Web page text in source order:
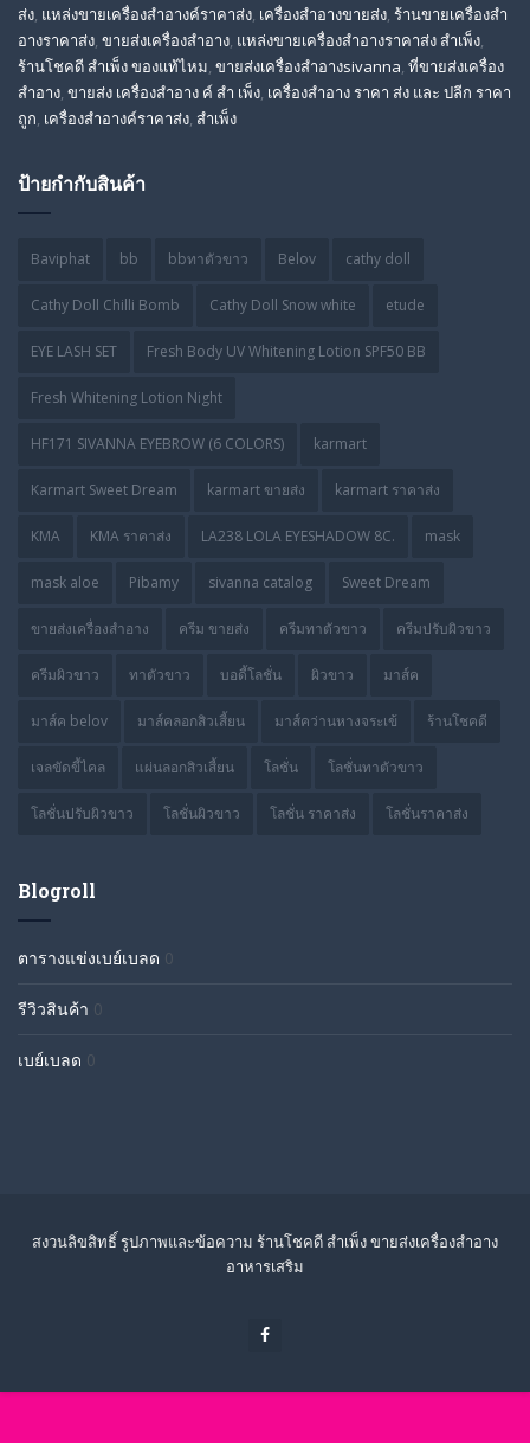
ส่ง, แหล่งขายเครื่องสําอางค์ราคาส่ง, เครื่องสําอางขายส่ง, ร้านขายเครื่องสํา
อางราคาส่ง, ขายส่งเครื่องสําอาง, แหล่งขายเครื่องสําอางราคาส่ง สําเพ็ง,
ร้านโชคดี สําเพ็ง ของแท้ไหม, ขายส่งเครื่องสําอางsivanna, ที่ขายส่งเครื่อง
สําอาง, ขายส่ง เครื่องสำอาง ค์ สำ เพ็ง, เครื่องสำอาง ราคา ส่ง และ ปลีก ราคา
ถูก, เครื่องสำอางค์ราคาส่ง, สำเพ็ง
ป้ายกำกับสินค้า
Baviphat bb bbทาตัวขาว Belov cathy doll
Cathy Doll Chilli Bomb Cathy Doll Snow white etude
EYE LASH SET Fresh Body UV Whitening Lotion SPF50 BB
Fresh Whitening Lotion Night
HF171 SIVANNA EYEBROW (6 COLORS) karmart
Karmart Sweet Dream karmart ขายส่ง karmart ราคาส่ง
KMA KMA ราคาส่ง LA238 LOLA EYESHADOW 8C. mask
mask aloe Pibamy sivanna catalog Sweet Dream
ขายส่งเครื่องสำอาง ครีม ขายส่ง ครีมทาตัวขาว ครีมปรับผิวขาว
ครีมผิวขาว ทาตัวขาว บอดี้โลชั่น ผิวขาว มาส์ค
มาส์ค belov มาส์คลอกสิวเสี้ยน มาส์คว่านหางจระเข้ ร้านโชคดี
เจลขัดขี้ไคล แผ่นลอกสิวเสี้ยน โลชั่น โลชั่นทาตัวขาว
โลชั่นปรับผิวขาว โลชั่นผิวขาว โลชั่น ราคาส่ง โลชั่นราคาส่ง
Blogroll
ตารางแข่งเบย์เบลด 0
รีวิวสินค้า 0
เบย์เบลด 0
สงวนลิขสิทธิ์ รูปภาพและข้อความ ร้านโชคดี สำเพ็ง ขายส่งเครื่องสำอาง
อาหารเสริม